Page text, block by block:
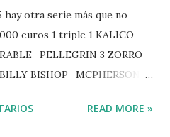
hay otra serie más que no
euros 1 triple 1 KALICO
-PELLEGRIN 3 ZORRO
BISHOP- MCPHERSON 5
8 SILVANA DU
READ MORE »